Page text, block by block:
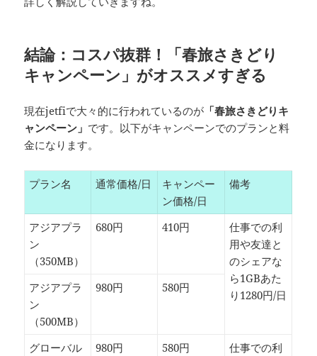
結論：コスパ抜群！「春旅さきどり
キャンペーン」がオススメすぎる
現在jetfiで大々的に行われているのが 「春旅さきどりキ
ャンペーン」 です。以下がキャンペーンでのプランと料
金になります。
プラン名 通常価格/日
キャンペー
ン価格/日
備考
アジアプラ
ン
（350MB）
680円 410円
仕事での利
用や友達と
のシェアな
ら1GBあた
り1280円/日
アジアプラ
ン
（500MB）
980円 580円
グローバル
980円 580円
仕事での利